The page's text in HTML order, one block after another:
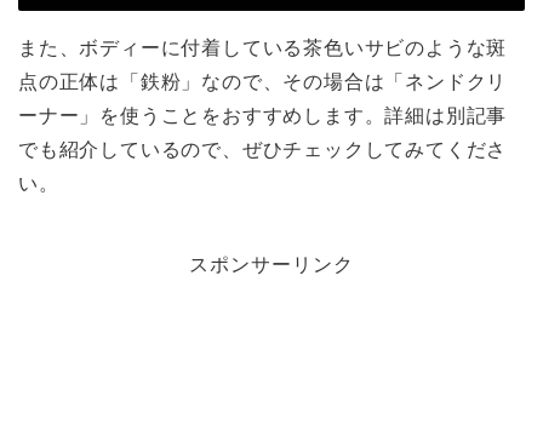
また、ボディーに付着している茶色いサビのような斑
点の正体は「鉄粉」なので、その場合は「ネンドクリ
ーナー」を使うことをおすすめします。詳細は別記事
でも紹介しているので、ぜひチェックしてみてくださ
い。
スポンサーリンク